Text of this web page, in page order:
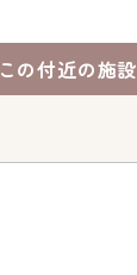
この付近の施設